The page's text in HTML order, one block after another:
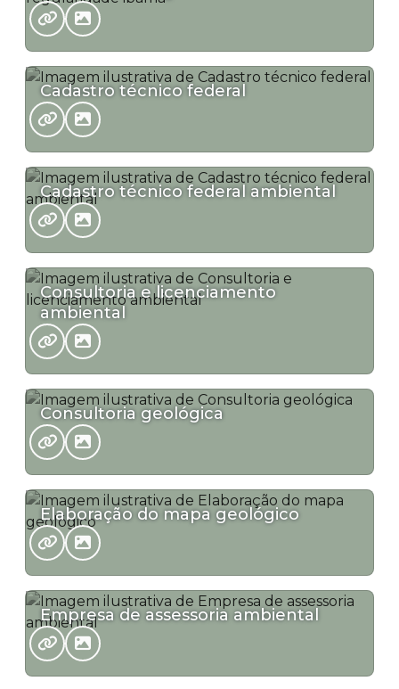
Cadastro técnico federal
Cadastro técnico federal ambiental
Consultoria e licenciamento
ambiental
Consultoria geológica
Elaboração do mapa geológico
Empresa de assessoria ambiental